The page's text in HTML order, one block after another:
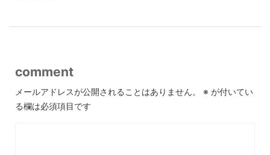
comment
メールアドレスが公開されることはありません。 ※ が付いてい
る欄は必須項目です